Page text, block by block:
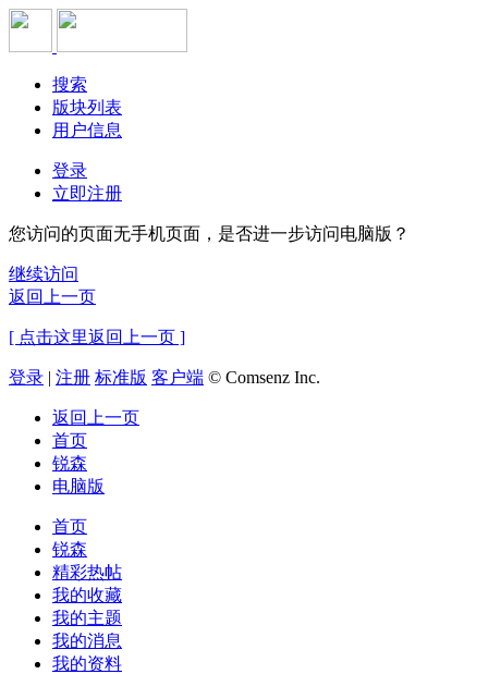
搜索
版块列表
用户信息
登录
立即注册
您访问的页面无手机页面，是否进一步访问电脑版？
继续访问
返回上一页
[ 点击这里返回上一页 ]
登录 | 注册 标准版 客户端 © Comsenz Inc.
返回上一页
首页
锐森
电脑版
首页
锐森
精彩热帖
我的收藏
我的主题
我的消息
我的资料